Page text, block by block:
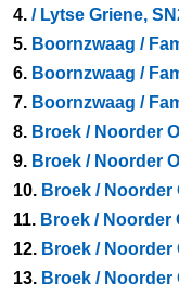
4. / Lytse Griene,
5. Boornzwaag /
6. Boornzwaag /
7. Boornzwaag /
8. Broek / Noorder
9. Broek / Noorder
10. Broek / Noorder
11. Broek / Noorder
12. Broek / Noorder
13. Broek / Noorder